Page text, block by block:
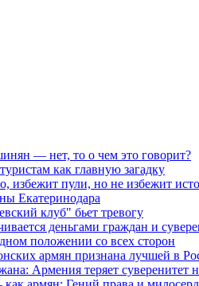
— нет, то о чем это говорит?
как главную загадку
избежит пули, но не избежит
Екатеринодара
клуб" бьет тревогу
деньгами граждан и
положении со всех сторон
армян признана лучшей в
Армения теряет суверенитет